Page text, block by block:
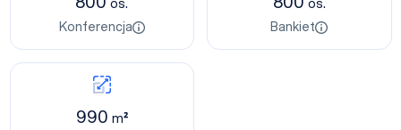
Konferencja Bankiet
990 m²